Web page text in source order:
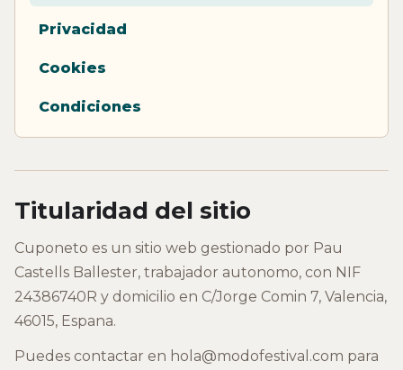
Privacidad
Cookies
Condiciones
Titularidad del sitio
Cuponeto es un sitio web gestionado por Pau
Castells Ballester, trabajador autonomo, con NIF
24386740R y domicilio en C/Jorge Comin 7, Valencia,
46015, Espana.
Puedes contactar en hola@modofestival.com para